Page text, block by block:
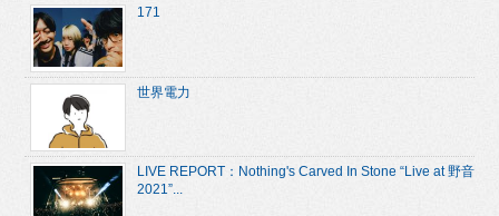
171
世界電力
LIVE REPORT：Nothing's Carved In Stone “Live at 野音
2021”...